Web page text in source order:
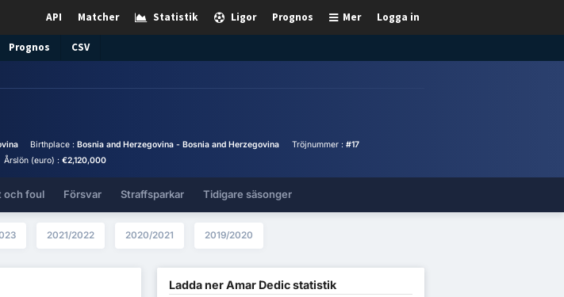
Logga in
Mer
Prognos
Ligor
Statistik
Matcher
API
Prognos CSV
Birthplace :Bosnia and Herzegovina - Bosnia and Herzegovina Tröjnummer : #17
Årslön (euro) : €2,120,000
och foul Försvar Straffsparkar Tidigare säsonger
2021/2022 2020/2021 2019/2020
Ladda ner Amar Dedic statistik